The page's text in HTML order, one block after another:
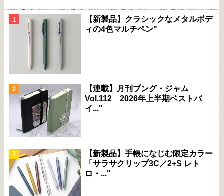
【新製品】クラシックなメタルボデ
ィの4色マルチペン"
【連載】月刊ブング・ジャム
Vol.112 2026年上半期ベストバ
イ..."
【新製品】手帳になじむ限定カラー
「サラサクリップ3C／2+S レト
ロ・..."